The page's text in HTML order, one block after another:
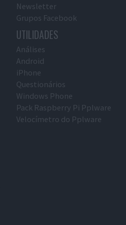
Newsletter
Grupos Facebook
UTILIDADES
Análises
Android
iPhone
Questionários
Windows Phone
Pack Raspberry Pi Pplware
Velocímetro do Pplware